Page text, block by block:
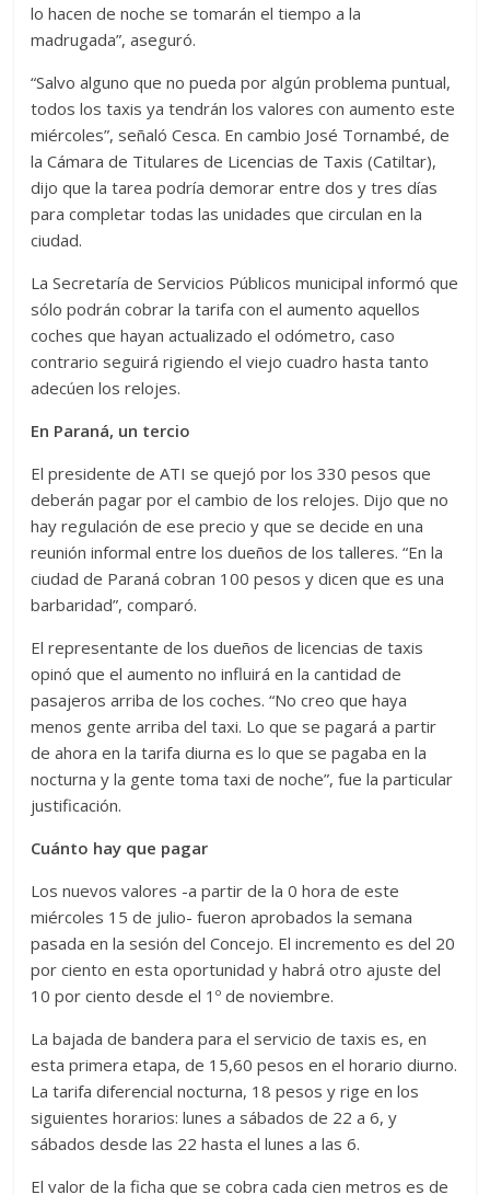
lo hacen de noche se tomarán el tiempo a la
madrugada”, aseguró.
“Salvo alguno que no pueda por algún problema puntual,
todos los taxis ya tendrán los valores con aumento este
miércoles”, señaló Cesca. En cambio José Tornambé, de
la Cámara de Titulares de Licencias de Taxis (Catiltar),
dijo que la tarea podría demorar entre dos y tres días
para completar todas las unidades que circulan en la
ciudad.
La Secretaría de Servicios Públicos municipal informó que
sólo podrán cobrar la tarifa con el aumento aquellos
coches que hayan actualizado el odómetro, caso
contrario seguirá rigiendo el viejo cuadro hasta tanto
adecúen los relojes.
En Paraná, un tercio
El presidente de ATI se quejó por los 330 pesos que
deberán pagar por el cambio de los relojes. Dijo que no
hay regulación de ese precio y que se decide en una
reunión informal entre los dueños de los talleres. “En la
ciudad de Paraná cobran 100 pesos y dicen que es una
barbaridad”, comparó.
El representante de los dueños de licencias de taxis
opinó que el aumento no influirá en la cantidad de
pasajeros arriba de los coches. “No creo que haya
menos gente arriba del taxi. Lo que se pagará a partir
de ahora en la tarifa diurna es lo que se pagaba en la
nocturna y la gente toma taxi de noche”, fue la particular
justificación.
Cuánto hay que pagar
Los nuevos valores -a partir de la 0 hora de este
miércoles 15 de julio- fueron aprobados la semana
pasada en la sesión del Concejo. El incremento es del 20
por ciento en esta oportunidad y habrá otro ajuste del
10 por ciento desde el 1º de noviembre.
La bajada de bandera para el servicio de taxis es, en
esta primera etapa, de 15,60 pesos en el horario diurno.
La tarifa diferencial nocturna, 18 pesos y rige en los
siguientes horarios: lunes a sábados de 22 a 6, y
sábados desde las 22 hasta el lunes a las 6.
El valor de la ficha que se cobra cada cien metros es de